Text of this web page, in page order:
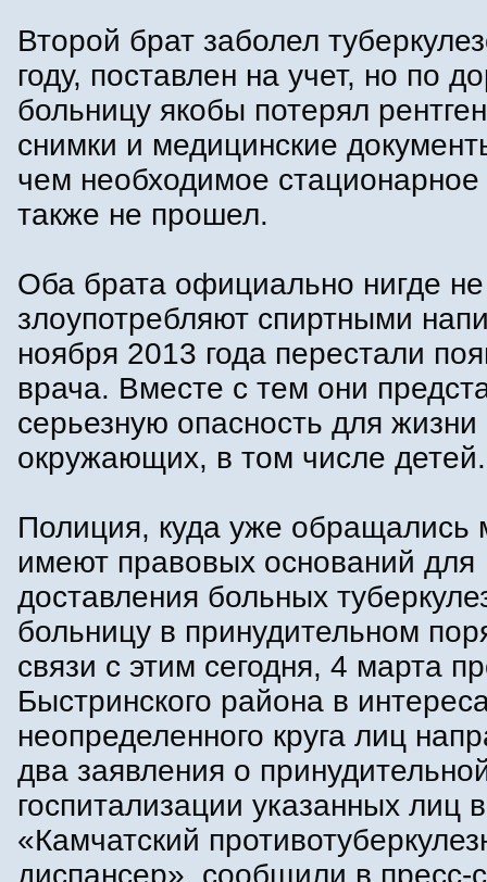
Второй брат заболел
году, поставлен на учет, но по
больницу якобы потерял
снимки и медицинские
чем необходимое
также не прошел.
Оба брата официально нигде
злоупотребляют спиртными
ноября 2013 года перестали
врача. Вместе с тем они
серьезную опасность для жизни
окружающих, в том числе детей.
Полиция, куда уже обращались
имеют правовых оснований для
доставления больных
больницу в принудительном
связи с этим сегодня, 4 марта
Быстринского района в
неопределенного круга лиц
два заявления о
госпитализации указанных лиц
«Камчатский
диспансер», сообщили в пресс-